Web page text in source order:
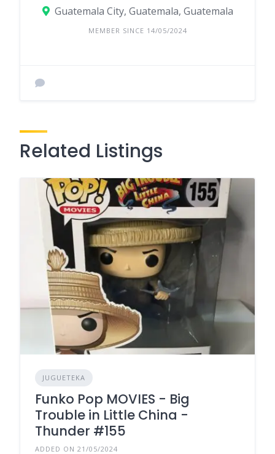
Guatemala City, Guatemala, Guatemala
MEMBER SINCE 14/05/2024
Related Listings
JUGUETEKA
Funko Pop MOVIES - Big
Trouble in Little China -
Thunder #155
ADDED ON 21/05/2024